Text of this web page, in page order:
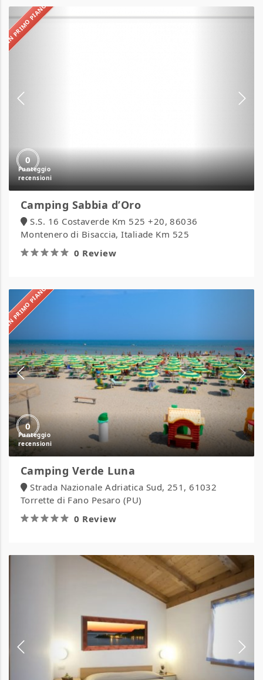
IN PRIMO PIANO
0
Camping Sabbia d’Oro
S.S. 16 Costaverde Km 525 +20, 86036
Montenero di Bisaccia, Italiade Km 525
0 Review
IN PRIMO PIANO
0
Camping Verde Luna
Strada Nazionale Adriatica Sud, 251, 61032
Torrette di Fano Pesaro (PU)
0 Review
Camping